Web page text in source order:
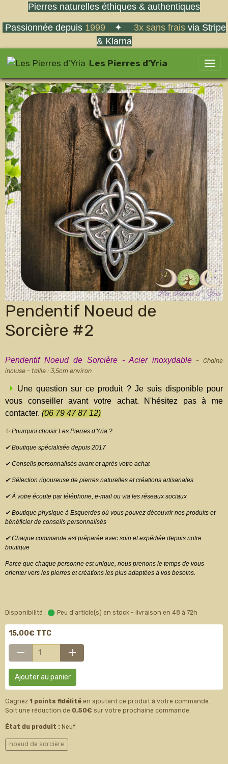
Pierres naturelles éthiques & authentiques
Passionnée depuis 1999 ✦ 3x sans fraisvia Stripe
& Klarna
Les Pierres d'Yria
Pendentif Noeud de
Sorcière #2
Pendentif Noeud de Sorcière - Acier inoxydable - Chaine
incluse - taille : 3,5cm environ
Une question sur ce produit ? Je suis disponible pour
vous conseiller avant votre achat. N'hésitez pas à me
contacter. (06 79 47 87 12)
✨Pourquoi choisir Les Pierres d'Yria ?
✔ Boutique spécialisée depuis 2017
✔ Conseils personnalisés avant et après votre achat
✔ Sélection rigoureuse de pierres naturelles et créations artisanales
✔ À votre écoute par téléphone, e-mail ou via les réseaux sociaux
✔ Boutique physique à Esquerdes où vous pouvez découvrir nos produits et
bénéficier de conseils personnalisés
✔ Chaque commande est préparée avec soin et expédiée depuis notre
boutique
Parce que chaque personne est unique, nous prenons le temps de vous
orienter vers les pierres et créations les plus adaptées à vos besoins.
Disponibilité : Peu d'article(s) en stock - livraison en 48 à 72h
15,00€ TTC
Ajouter au panier
Gagnez 1 points fidélité en ajoutant ce produit à votre commande.
Soit une réduction de 0,50€ sur votre prochaine commande.
État du produit : Neuf
noeud de sorcière